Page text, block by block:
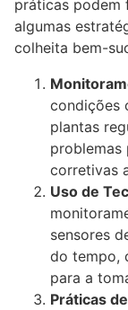
práticas podem
algumas
colheita bem-
condições
plantas
problemas
corretivas
Uso de
sensores
do tempo,
para a
Práticas